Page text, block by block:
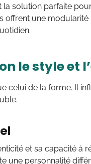
la solution parfaite
offrent une
le style et
celui de la forme. Il
et sa capacité à
une personnalité